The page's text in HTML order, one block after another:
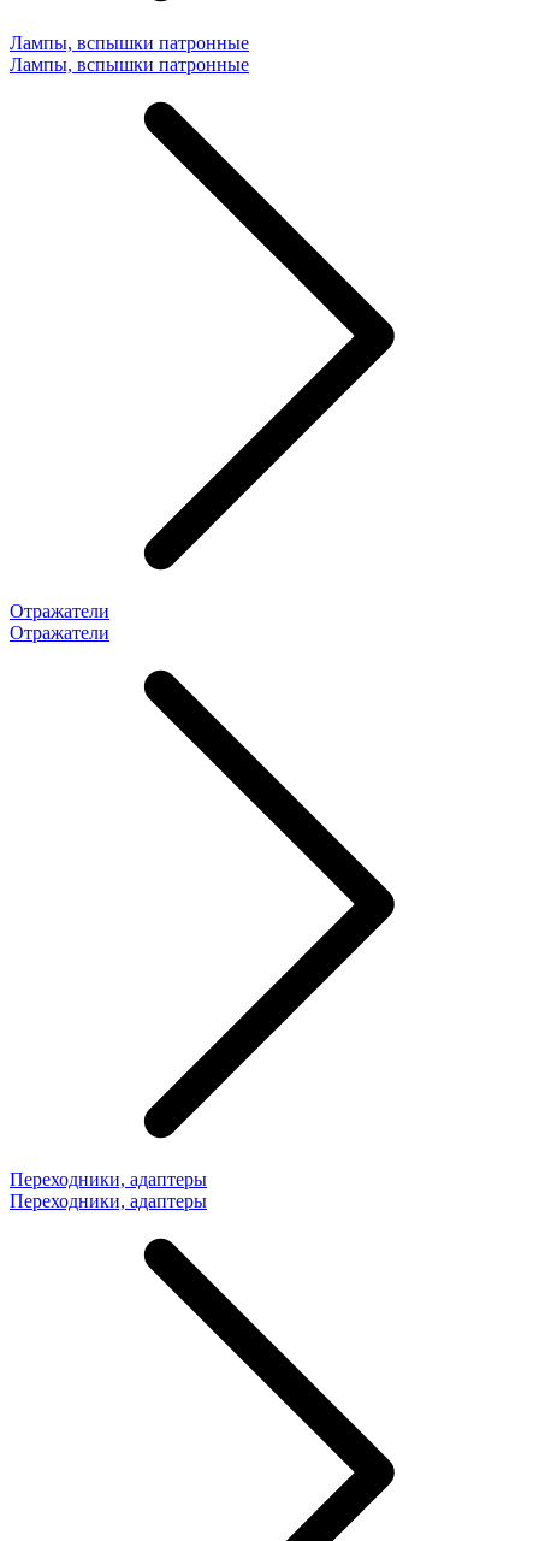
Лампы, вспышки патронные
Лампы, вспышки патронные
Отражатели
Отражатели
Переходники, адаптеры
Переходники, адаптеры